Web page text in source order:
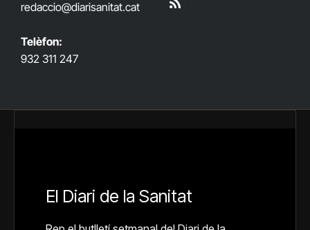
redaccio@diarisanitat.cat
Telèfon:
932 311 247
RSS